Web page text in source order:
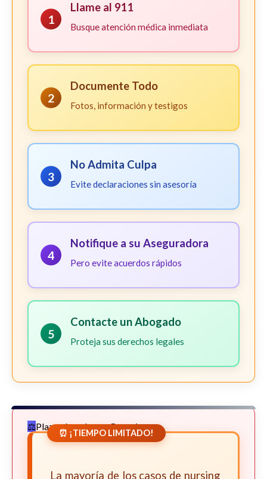
1
Llame al 911
Busque atención médica inmediata
2
Documente Todo
Fotos, información y testigos
3
No Admita Culpa
Evite declaraciones sin asesoría
4
Notifique a su Aseguradora
Pero evite acuerdos rápidos
5
Contacte un Abogado
Proteja sus derechos legales
Plazos Legales en Georgia
⏰ ¡TIEMPO LIMITADO!
La mayoría de los casos de nursing